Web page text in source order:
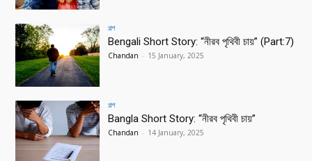
গল্প
Bengali Short Story: “নীরব পৃথিবী চায়” (Part:7)
Chandan - 15 January, 2025
গল্প
Bangla Short Story: “নীরব পৃথিবী চায়”
Chandan - 14 January, 2025